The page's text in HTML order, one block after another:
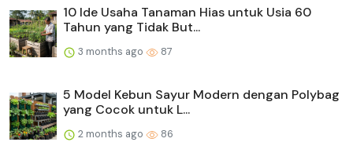
10 Ide Usaha Tanaman Hias untuk Usia 60
Tahun yang Tidak But...
3 months ago 87
5 Model Kebun Sayur Modern dengan Polybag
yang Cocok untuk L...
2 months ago 86